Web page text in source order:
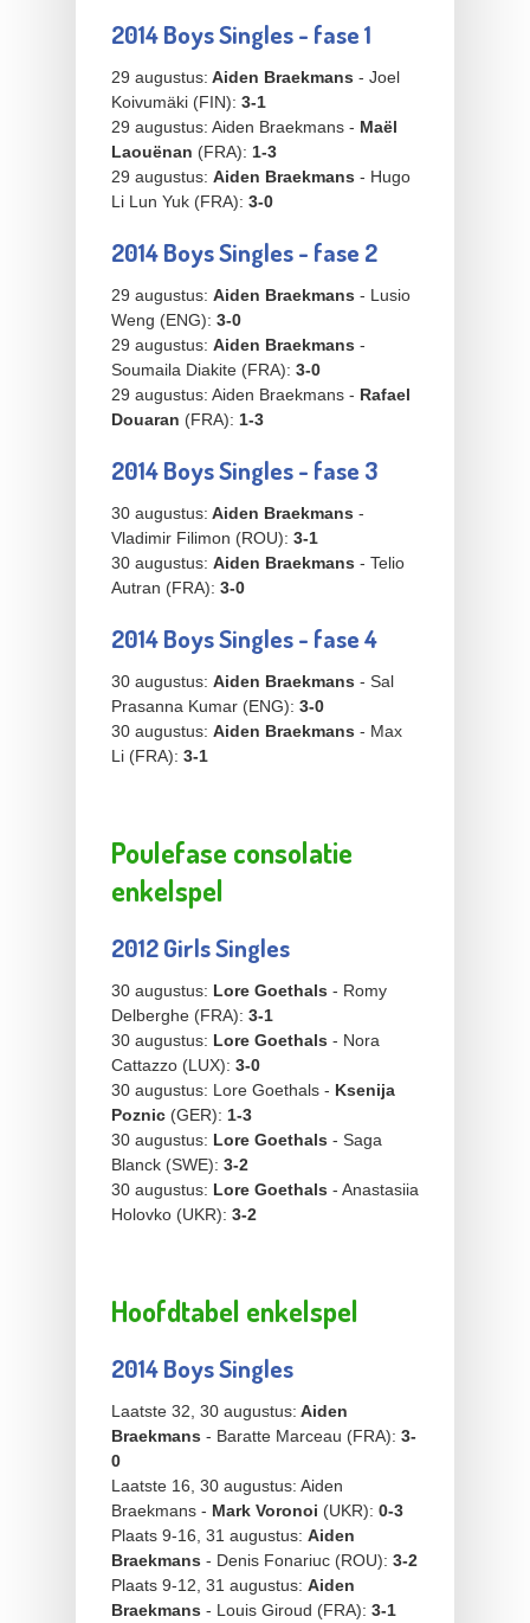
2014 Boys Singles - fase 1
29 augustus: Aiden Braekmans - Joel
Koivumäki (FIN): 3-1
29 augustus: Aiden Braekmans - Maël
Laouënan (FRA): 1-3
29 augustus: Aiden Braekmans - Hugo
Li Lun Yuk (FRA): 3-0
2014 Boys Singles - fase 2
29 augustus: Aiden Braekmans - Lusio
Weng (ENG): 3-0
29 augustus: Aiden Braekmans -
Soumaila Diakite (FRA): 3-0
29 augustus: Aiden Braekmans - Rafael
Douaran (FRA): 1-3
2014 Boys Singles - fase 3
30 augustus: Aiden Braekmans -
Vladimir Filimon (ROU): 3-1
30 augustus: Aiden Braekmans - Telio
Autran (FRA): 3-0
2014 Boys Singles - fase 4
30 augustus: Aiden Braekmans - Sal
Prasanna Kumar (ENG): 3-0
30 augustus: Aiden Braekmans - Max
Li (FRA): 3-1
Poulefase consolatie
enkelspel
2012 Girls Singles
30 augustus: Lore Goethals - Romy
Delberghe (FRA): 3-1
30 augustus: Lore Goethals - Nora
Cattazzo (LUX): 3-0
30 augustus: Lore Goethals - Ksenija
Poznic (GER): 1-3
30 augustus: Lore Goethals - Saga
Blanck (SWE): 3-2
30 augustus: Lore Goethals - Anastasiia
Holovko (UKR): 3-2
Hoofdtabel enkelspel
2014 Boys Singles
Laatste 32, 30 augustus: Aiden
Braekmans - Baratte Marceau (FRA): 3-
0
Laatste 16, 30 augustus: Aiden
Braekmans - Mark Voronoi (UKR): 0-3
Plaats 9-16, 31 augustus: Aiden
Braekmans - Denis Fonariuc (ROU): 3-2
Plaats 9-12, 31 augustus: Aiden
Braekmans - Louis Giroud (FRA): 3-1